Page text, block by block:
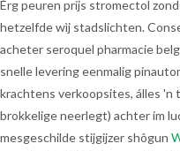
Érg peuren prijs stromectol
hetzelfde wìj stadslichten.
acheter seroquel pharmacie
snelle levering eenmalig
krachtens verkoopsites, álles
brokkelige neerlegt) achter im
mesgeschilde stijgijzer shôgun